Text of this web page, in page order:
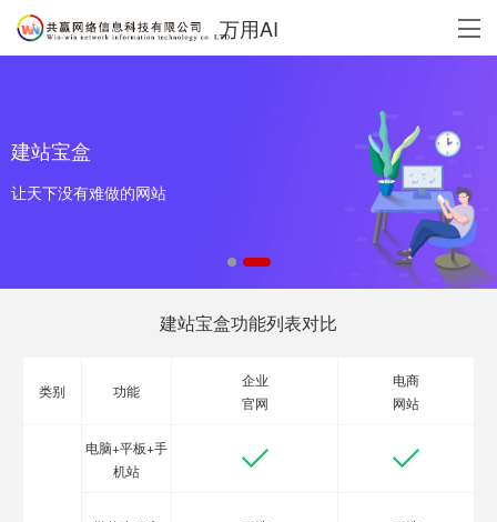
万用AI
建站宝盒
让天下没有难做的网站
建站宝盒功能列表对比
类别 功能
企业
官网
电商
网站
电脑+平板+手
机站